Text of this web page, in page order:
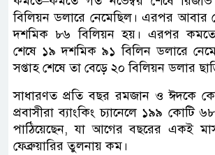
বিলিয়ন ডলারে নেমেছিল। এরপর আবার
দশমিক ৮৬ বিলিয়ন হয়। এরপর
শেষে ১৯ দশমিক ৯১ বিলিন ডলারে
সপ্তাহ শেষে তা বেড়ে ২০ বিলিয়ন ডলার
সাধারণত প্রতি বছর রমজান ও ঈদকে
প্রবাসীরা ব্যাংকিং চ্যানেলে ১৯৯ কোটি
পাঠিয়েছেন, যা আগের বছরের একই
ফেব্রুয়ারির তুলনায় কম।